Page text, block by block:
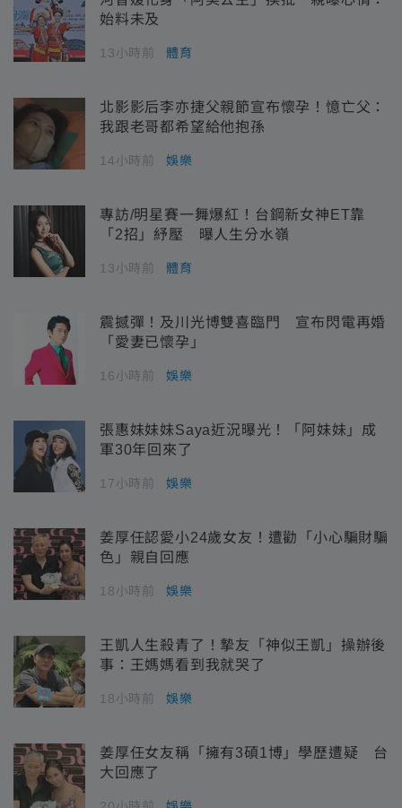
始料未及
13小時前 體育
北影影后李亦捷父親節宣布懷孕！憶亡父：
我跟老哥都希望給他抱孫
14小時前 娛樂
專訪/明星賽一舞爆紅！台鋼新女神ET靠
「2招」紓壓 曝人生分水嶺
13小時前 體育
震撼彈！及川光博雙喜臨門 宣布閃電再婚
「愛妻已懷孕」
16小時前 娛樂
張惠妹妹妹Saya近況曝光！「阿妹妹」成
軍30年回來了
17小時前 娛樂
姜厚任認愛小24歲女友！遭勸「小心騙財騙
色」親自回應
18小時前 娛樂
王凱人生殺青了！摯友「神似王凱」操辦後
事：王媽媽看到我就哭了
18小時前 娛樂
姜厚任女友稱「擁有3碩1博」學歷遭疑 台
大回應了